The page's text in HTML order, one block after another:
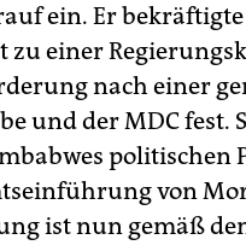
ein. Er
einer
nach einer
und der MDC fest.
politischen
von
ist nun gemäß